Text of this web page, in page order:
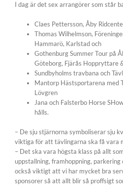
I dag är det sex arrangörer som står
Claes Pettersson, Åby
Thomas Wilhelmson,
Hammarö, Karlstad och
Gothenburg Summer Tour på
Göteborg, Fjärås Hoppryttare
Sundbyholms travbana och
Mantorp Hästsportarena med
Lövgren
Jana och Falsterbo Horse
hålls.
– De sju stjärnorna symboliserar sju
viktiga för att tävlingarna ska få vara
– Det ska vara högsta klass på allt
uppstallning, framhoppning, parkering
också viktigt att vi har mycket bra
sponsorer så att allt blir så proffsigt